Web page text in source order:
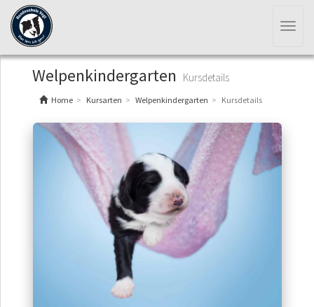
Welpenkindergarten Kursdetails
Home Kursarten Welpenkindergarten Kursdetails